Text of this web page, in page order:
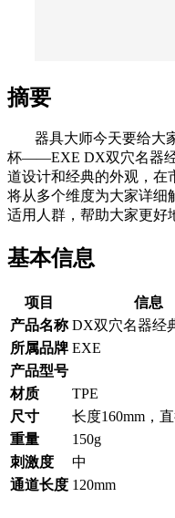
摘要
器具大师今天要给大
杯——EXE DX双穴名器
道设计和经典的外观，在
将从多个维度为大家详细
适用人群，帮助大家更好
基本信息
项目
信息
产品名称 DX双穴名器经
所属品牌 EXE
产品型号
材质
TPE
尺寸
长度160mm，
重量
150g
刺激度
中
通道长度 120mm